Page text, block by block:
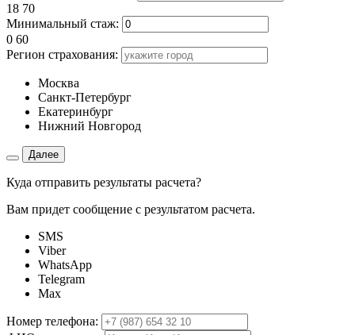
18 70
Минимальный стаж:
0 60
Регион страхования:
Москва
Санкт-Петербург
Екатеринбург
Нижний Новгород
Далее
Куда отправить результаты расчета?
Вам придет сообщение с результатом расчета.
SMS
Viber
WhatsApp
Telegram
Max
Номер телефона: